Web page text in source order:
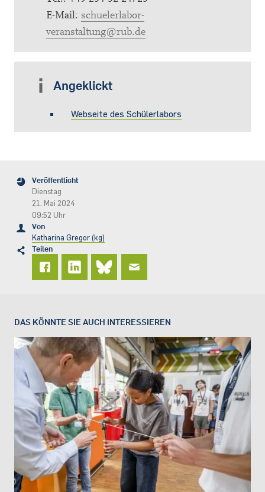
E-Mail: schuelerlabor-
veranstaltung@rub.de
Angeklickt
Webseite des Schülerlabors
Veröffentlicht
Dienstag
21. Mai 2024
09:52 Uhr
Von
Katharina Gregor (kg)
Teilen
DAS KÖNNTE SIE AUCH INTERESSIEREN